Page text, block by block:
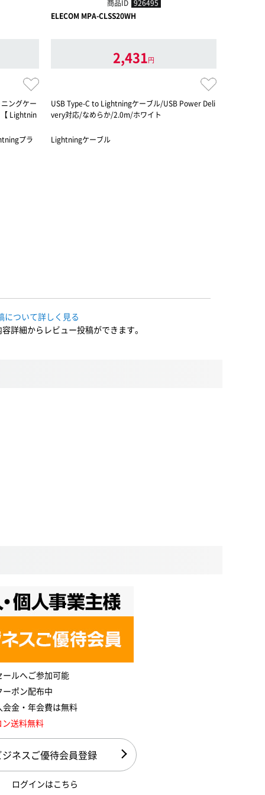
ングケー
Lightnin
プラ
商品ID 926495
ELECOM MPA-CLSS20WH
2,431円
USB Type-C to Lightningケーブル/USB Power Deli
very対応/なめらか/2.0m/ホワイト
Lightningケーブル
について詳しく見る
詳細からレビュー投稿ができます。
ールへご参加可能
ポン配布中
会金・年会費は無料
ン送料無料
ネスご優待会員登録
ログインはこちら